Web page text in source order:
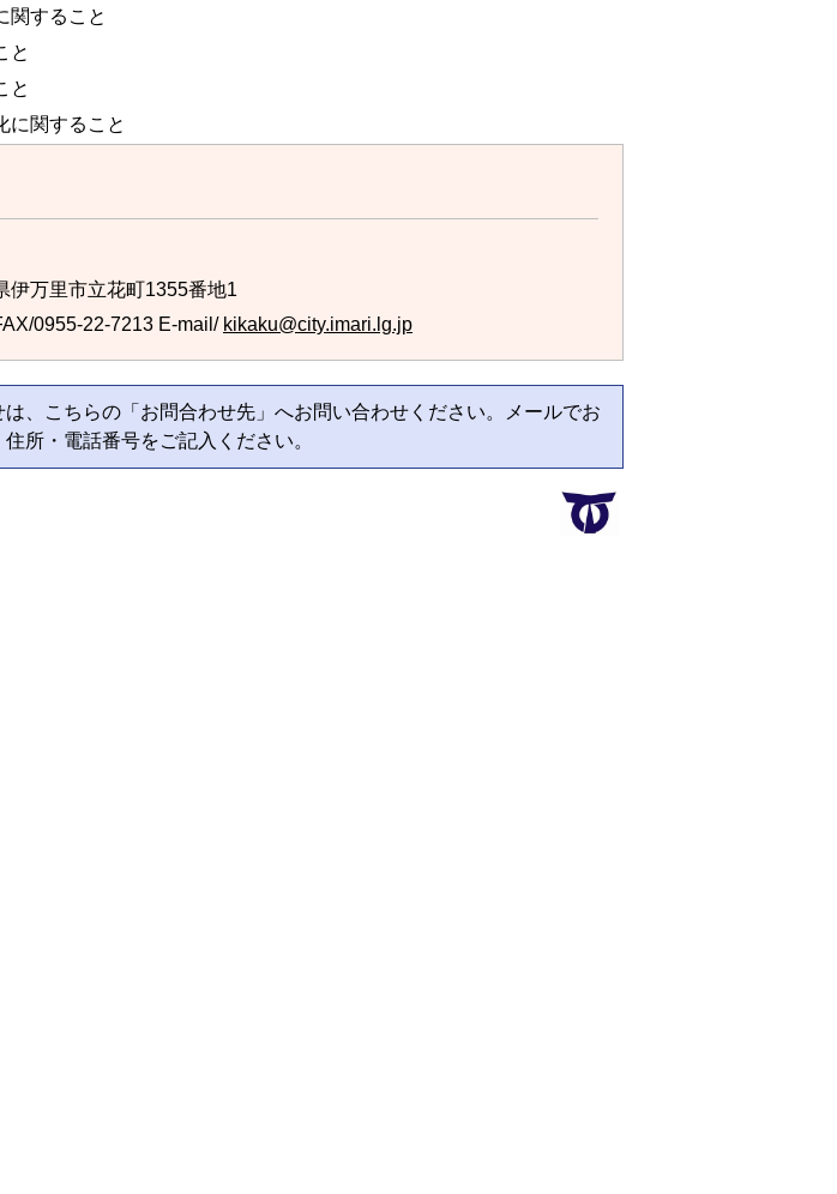
関すること
と
と
に関すること
伊万里市立花町1355番地1
0955-22-7213 E-mail/ kikaku@city.imari.lg.jp
、こちらの「お問合わせ先」へお問い合わせください。メールでお
所・電話番号をご記入ください。